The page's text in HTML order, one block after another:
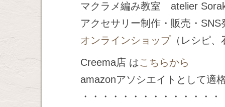
マクラメ編み教室 atelier
アクセサリー制作・販売・
オンラインショップ（レシピ、
Creema店 はこちらから
amazonアソシエイトとして適
・・・・・・・・・・・・・・